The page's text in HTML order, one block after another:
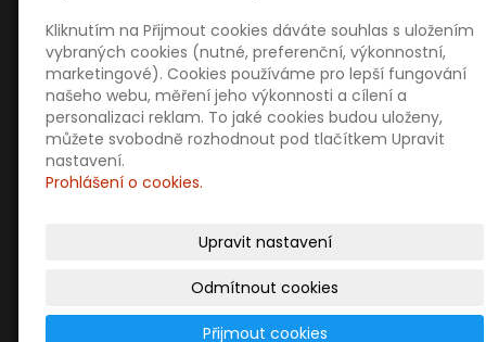
Sociální sítě
Prodejní informace
Obchodní podmínky
Ochrana osobních údajů
Kliknutím na Přijmout cookies dáváte souhlas s uložením
vybraných cookies (nutné, preferenční, výkonnostní,
marketingové). Cookies používáme pro lepší fungování
našeho webu, měření jeho výkonnosti a cílení a
personalizaci reklam. To jaké cookies budou uloženy,
můžete svobodně rozhodnout pod tlačítkem Upravit
nastavení.
Prohlášení o cookies.
Upravit nastavení
Odmítnout cookies
Přijmout cookies